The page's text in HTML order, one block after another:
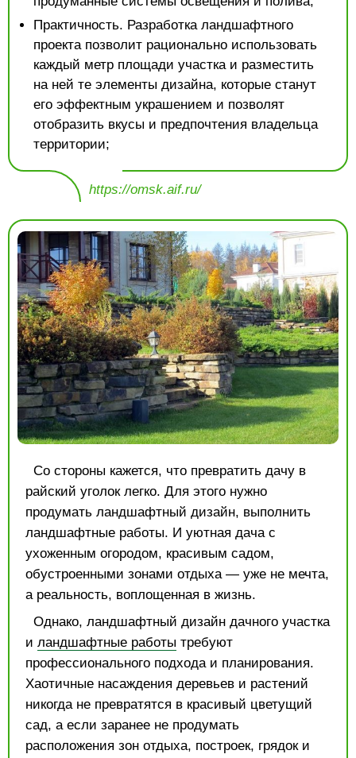
Практичность. Разработка ландшафтного
проекта позволит рационально использовать
каждый метр площади участка и разместить
на ней те элементы дизайна, которые станут
его эффектным украшением и позволят
отобразить вкусы и предпочтения владельца
территории;
https://omsk.aif.ru/
Со стороны кажется, что превратить дачу в
райский уголок легко. Для этого нужно
продумать ландшафтный дизайн, выполнить
ландшафтные работы. И уютная дача с
ухоженным огородом, красивым садом,
обустроенными зонами отдыха — уже не мечта,
а реальность, воплощенная в жизнь.
Однако, ландшафтный дизайн дачного участка
и ландшафтные работы требуют
профессионального подхода и планирования.
Хаотичные насаждения деревьев и растений
никогда не превратятся в красивый цветущий
сад, а если заранее не продумать
расположения зон отдыха, построек, грядок и